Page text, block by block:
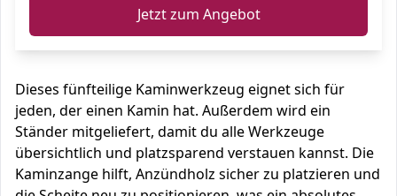
Jetzt zum Angebot
Dieses fünfteilige Kaminwerkzeug eignet sich für
jeden, der einen Kamin hat. Außerdem wird ein
Ständer mitgeliefert, damit du alle Werkzeuge
übersichtlich und platzsparend verstauen kannst. Die
Kaminzange hilft, Anzündholz sicher zu platzieren und